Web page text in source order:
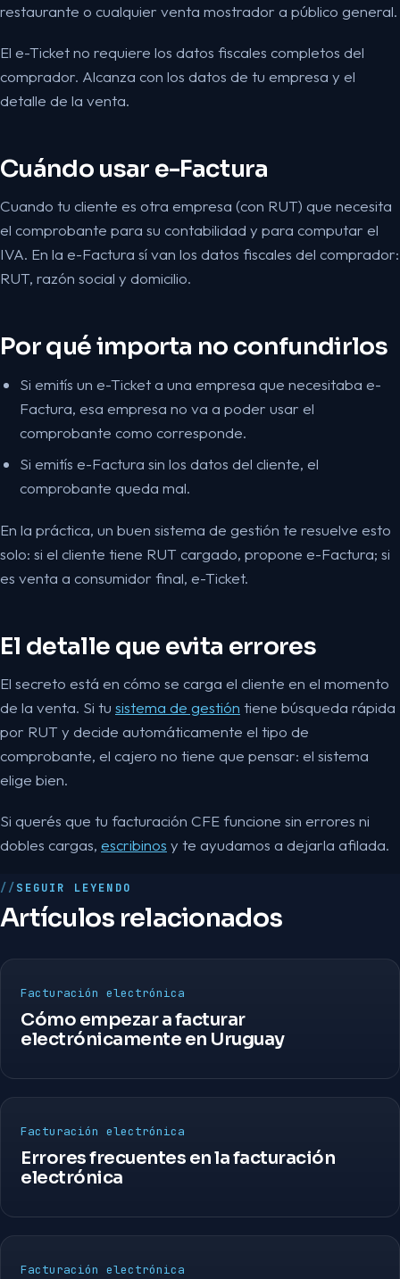
restaurante o cualquier venta mostrador a público general.
El e-Ticket no requiere los datos fiscales completos del
comprador. Alcanza con los datos de tu empresa y el
detalle de la venta.
Cuándo usar e-Factura
Cuando tu cliente es otra empresa (con RUT) que necesita
el comprobante para su contabilidad y para computar el
IVA. En la e-Factura sí van los datos fiscales del comprador:
RUT, razón social y domicilio.
Por qué importa no confundirlos
Si emitís un e-Ticket a una empresa que necesitaba e-
Factura, esa empresa no va a poder usar el
comprobante como corresponde.
Si emitís e-Factura sin los datos del cliente, el
comprobante queda mal.
En la práctica, un buen sistema de gestión te resuelve esto
solo: si el cliente tiene RUT cargado, propone e-Factura; si
es venta a consumidor final, e-Ticket.
El detalle que evita errores
El secreto está en cómo se carga el cliente en el momento
de la venta. Si tu sistema de gestión tiene búsqueda rápida
por RUT y decide automáticamente el tipo de
comprobante, el cajero no tiene que pensar: el sistema
elige bien.
Si querés que tu facturación CFE funcione sin errores ni
dobles cargas, escribinos y te ayudamos a dejarla afilada.
SEGUIR LEYENDO
Artículos relacionados
Facturación electrónica
Cómo empezar a facturar
electrónicamente en Uruguay
Facturación electrónica
Errores frecuentes en la facturación
electrónica
Facturación electrónica